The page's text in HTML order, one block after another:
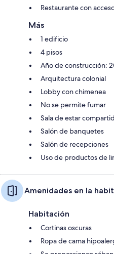
Restaurante con
Más
1 edificio
4 pisos
Año de construcción:
Arquitectura colonial
Lobby con chimenea
No se permite fumar
Sala de estar
Salón de banquetes
Salón de recepciones
Uso de productos de
Amenidades en la
Habitación
Cortinas oscuras
Ropa de cama